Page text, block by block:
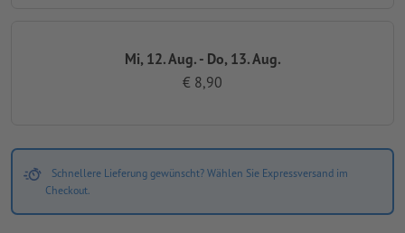
Mi, 12. Aug. - Do, 13. Aug.
€ 8,90
Schnellere Lieferung gewünscht? Wählen Sie Expressversand im
Checkout.